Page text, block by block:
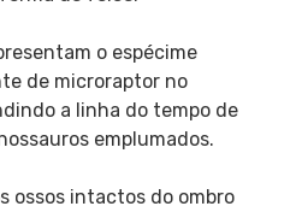
o espécime
de microraptor no
a linha do tempo de
emplumados.
ossos intactos do ombro